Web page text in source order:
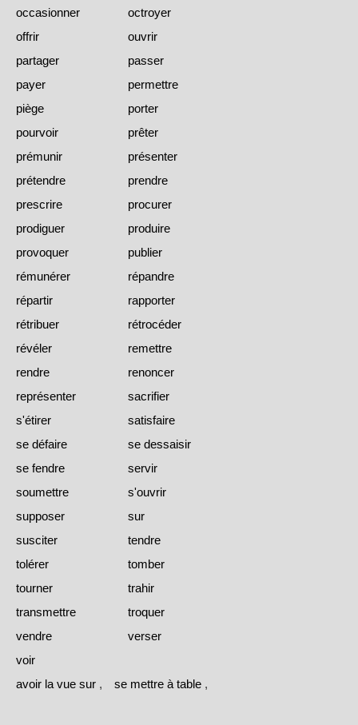
occasionner
octroyer
offrir
ouvrir
partager
passer
payer
permettre
piège
porter
pourvoir
prêter
prémunir
présenter
prétendre
prendre
prescrire
procurer
prodiguer
produire
provoquer
publier
rémunérer
répandre
répartir
rapporter
rétribuer
rétrocéder
révéler
remettre
rendre
renoncer
représenter
sacrifier
s'étirer
satisfaire
se défaire
se dessaisir
se fendre
servir
soumettre
s'ouvrir
supposer
sur
susciter
tendre
tolérer
tomber
tourner
trahir
transmettre
troquer
vendre
verser
voir
avoir la vue sur , se mettre à table ,